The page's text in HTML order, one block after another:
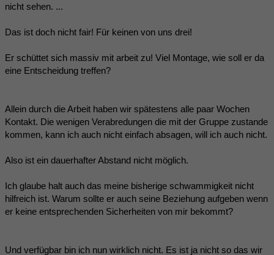
nicht sehen. ...
Das ist doch nicht fair! Für keinen von uns drei!
Er schüttet sich massiv mit arbeit zu! Viel Montage, wie soll er da
eine Entscheidung treffen?
Allein durch die Arbeit haben wir spätestens alle paar Wochen
Kontakt. Die wenigen Verabredungen die mit der Gruppe zustande
kommen, kann ich auch nicht einfach absagen, will ich auch nicht.
Also ist ein dauerhafter Abstand nicht möglich.
Ich glaube halt auch das meine bisherige schwammigkeit nicht
hilfreich ist. Warum sollte er auch seine Beziehung aufgeben wenn
er keine entsprechenden Sicherheiten von mir bekommt?
Und verfügbar bin ich nun wirklich nicht. Es ist ja nicht so das wir